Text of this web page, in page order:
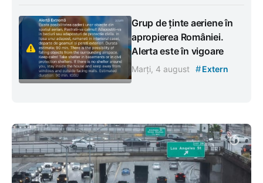
Grup de ținte aeriene în
apropierea României.
Alerta este în vigoare
Marți, 4 august #Extern